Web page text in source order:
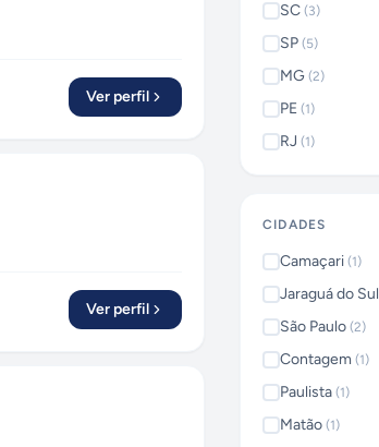
Ver perfil
Ver perfil
SC (3)
SP (5)
MG (2)
PE (1)
RJ (1)
CIDADES
Camaçari (1)
Jaraguá do Sul
São Paulo (2)
Contagem (1)
Paulista (1)
Matão (1)